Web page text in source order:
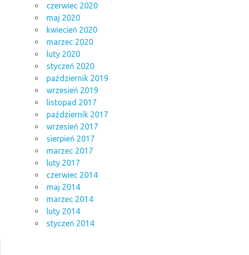
czerwiec 2020
maj 2020
kwiecień 2020
marzec 2020
luty 2020
styczeń 2020
październik 2019
wrzesień 2019
listopad 2017
październik 2017
wrzesień 2017
sierpień 2017
marzec 2017
luty 2017
czerwiec 2014
maj 2014
marzec 2014
luty 2014
styczeń 2014